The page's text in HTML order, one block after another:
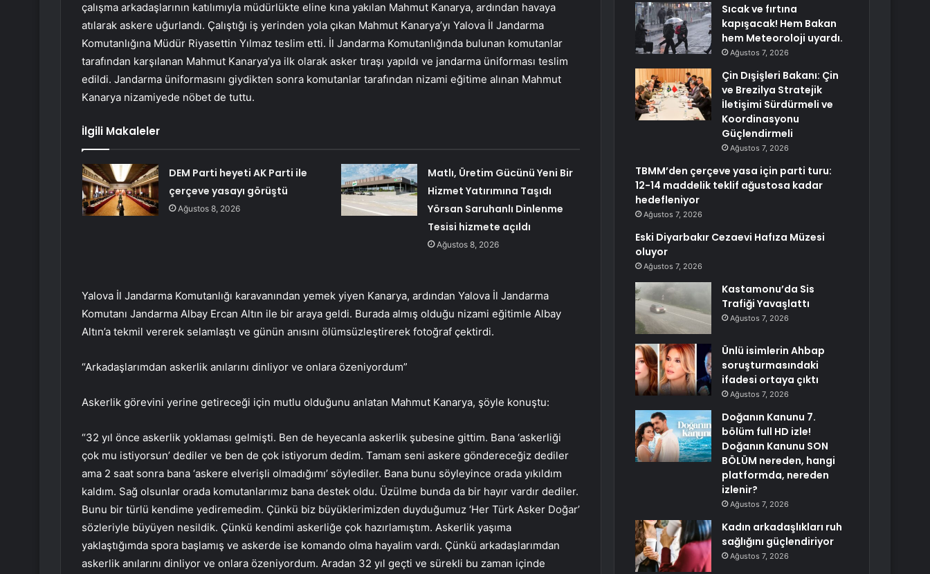
çalışma arkadaşlarının katılımıyla müdürlükte eline kına yakılan Mahmut Kanarya, ardından havaya
atılarak askere uğurlandı. Çalıştığı iş yerinden yola çıkan Mahmut Kanarya’yı Yalova İl Jandarma
Komutanlığına Müdür Riyasettin Yılmaz teslim etti. İl Jandarma Komutanlığında bulunan komutanlar
tarafından karşılanan Mahmut Kanarya’ya ilk olarak asker tıraşı yapıldı ve jandarma üniforması teslim
edildi. Jandarma üniformasını giydikten sonra komutanlar tarafından nizami eğitime alınan Mahmut
Kanarya nizamiyede nöbet de tuttu.
İlgili Makaleler
DEM Parti heyeti AK Parti ile
çerçeve yasayı görüştü
Ağustos 8, 2026
Matlı, Üretim Gücünü Yeni Bir
Hizmet Yatırımına Taşıdı
Yörsan Saruhanlı Dinlenme
Tesisi hizmete açıldı
Ağustos 8, 2026
Yalova İl Jandarma Komutanlığı karavanından yemek yiyen Kanarya, ardından Yalova İl Jandarma
Komutanı Jandarma Albay Ercan Altın ile bir araya geldi. Burada almış olduğu nizami eğitimle Albay
Altın’a tekmil vererek selamlaştı ve günün anısını ölümsüzleştirerek fotoğraf çektirdi.
“Arkadaşlarımdan askerlik anılarını dinliyor ve onlara özeniyordum”
Askerlik görevini yerine getireceği için mutlu olduğunu anlatan Mahmut Kanarya, şöyle konuştu:
“32 yıl önce askerlik yoklaması gelmişti. Ben de heyecanla askerlik şubesine gittim. Bana ‘askerliği
çok mu istiyorsun’ dediler ve ben de çok istiyorum dedim. Tamam seni askere göndereceğiz dediler
ama 2 saat sonra bana ‘askere elverişli olmadığımı’ söylediler. Bana bunu söyleyince orada yıkıldım
kaldım. Sağ olsunlar orada komutanlarımız bana destek oldu. Üzülme bunda da bir hayır vardır dediler.
Bunu bir türlü kendime yediremedim. Çünkü biz büyüklerimizden duyduğumuz ‘Her Türk Asker Doğar’
sözleriyle büyüyen nesildik. Çünkü kendimi askerliğe çok hazırlamıştım. Askerlik yaşıma
yaklaştığımda spora başlamış ve askerde ise komando olma hayalim vardı. Çünkü arkadaşlarımdan
askerlik anılarını dinliyor ve onlara özeniyordum. Aradan 32 yıl geçti ve sürekli bu zaman içinde
Sıcak ve fırtına
kapışacak! Hem Bakan
hem Meteoroloji uyardı.
Ağustos 7, 2026
Çin Dışişleri Bakanı: Çin
ve Brezilya Stratejik
İletişimi Sürdürmeli ve
Koordinasyonu
Güçlendirmeli
Ağustos 7, 2026
TBMM’den çerçeve yasa için parti turu:
12-14 maddelik teklif ağustosa kadar
hedefleniyor
Ağustos 7, 2026
Eski Diyarbakır Cezaevi Hafıza Müzesi
oluyor
Ağustos 7, 2026
Kastamonu’da Sis
Trafiği Yavaşlattı
Ağustos 7, 2026
Ünlü isimlerin Ahbap
soruşturmasındaki
ifadesi ortaya çıktı
Ağustos 7, 2026
Doğanın Kanunu 7.
bölüm full HD izle!
Doğanın Kanunu SON
BÖLÜM nereden, hangi
platformda, nereden
izlenir?
Ağustos 7, 2026
Kadın arkadaşlıkları ruh
sağlığını güçlendiriyor
Ağustos 7, 2026